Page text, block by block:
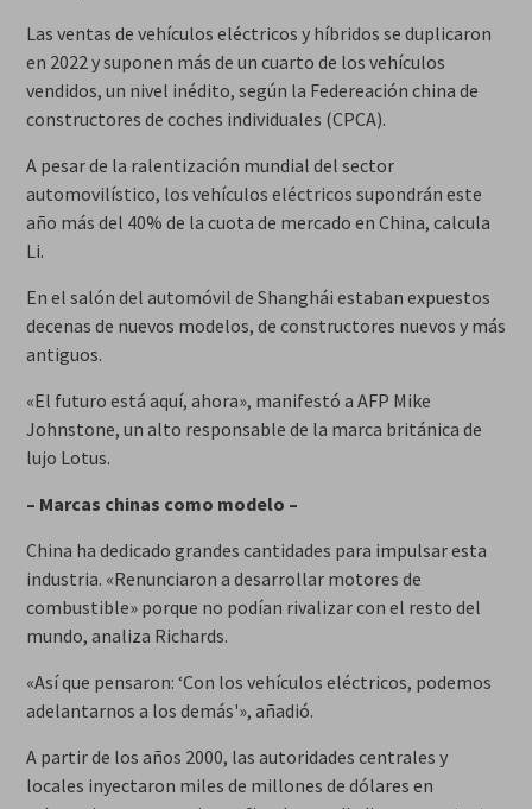
Las ventas de vehículos eléctricos y híbridos se duplicaron
en 2022 y suponen más de un cuarto de los vehículos
vendidos, un nivel inédito, según la Federeación china de
constructores de coches individuales (CPCA).
A pesar de la ralentización mundial del sector
automovilístico, los vehículos eléctricos supondrán este
año más del 40% de la cuota de mercado en China, calcula
Li.
En el salón del automóvil de Shanghái estaban expuestos
decenas de nuevos modelos, de constructores nuevos y más
antiguos.
«El futuro está aquí, ahora», manifestó a AFP Mike
Johnstone, un alto responsable de la marca británica de
lujo Lotus.
– Marcas chinas como modelo –
China ha dedicado grandes cantidades para impulsar esta
industria. «Renunciaron a desarrollar motores de
combustible» porque no podían rivalizar con el resto del
mundo, analiza Richards.
«Así que pensaron: ‘Con los vehículos eléctricos, podemos
adelantarnos a los demás'», añadió.
A partir de los años 2000, las autoridades centrales y
locales inyectaron miles de millones de dólares en